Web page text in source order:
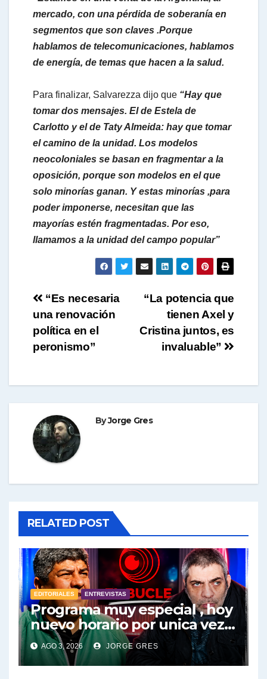
mercado, con una pérdida de soberanía en
segmentos que son claves .Porque
hablamos de telecomunicaciones, hablamos
de energía, de temas que hacen a la salud.
Para finalizar, Salvarezza dijo que “Hay que
tomar dos mensajes. El de Estela de
Carlotto y el de Taty Almeida: hay que tomar
el camino de la unidad. Los modelos
neocoloniales se basan en fragmentar a la
oposición, porque son modelos en el que
solo minorías ganan. Y estas minorías ,para
poder imponerse, necesitan que las
mayorías estén fragmentadas. Por eso,
llamamos a la unidad del campo popular”
Navegación
de
entradas
“La potencia que
tienen Axel y
Cristina juntos, es
invaluable”
“Es necesaria
una renovación
política en el
peronismo”
ByJorge Gres
RELATED POST
EDITORIALES ENTREVISTAS
Programa muy especial , hoy
nuevo horario por unica vez .
Pablo Moyano en vivo sobran
las palabras, te esperamos
en el Bucle 10:30 3/8/2026
AGO 3, 2026 JORGE GRES